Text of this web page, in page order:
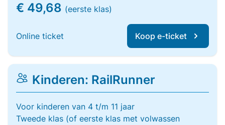
€ 49,68 (eerste klas)
Online ticket Koop e-ticket
Kinderen: RailRunner
Voor kinderen van 4 t/m 11 jaar
Tweede klas (of eerste klas met volwassen